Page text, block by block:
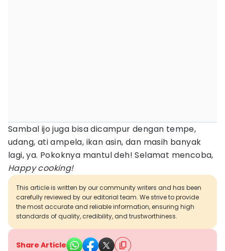
Sambal ijo juga bisa dicampur dengan tempe,
udang, ati ampela, ikan asin, dan masih banyak
lagi, ya. Pokoknya mantul deh! Selamat mencoba,
Happy cooking!
This article is written by our community writers and has been
carefully reviewed by our editorial team. We strive to provide
the most accurate and reliable information, ensuring high
standards of quality, credibility, and trustworthiness.
Share Article